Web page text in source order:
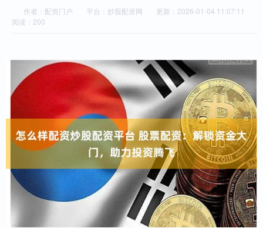
作者：配资门户 平台：炒股配资网
更新：2026-01-04 11:07:11
阅读：200